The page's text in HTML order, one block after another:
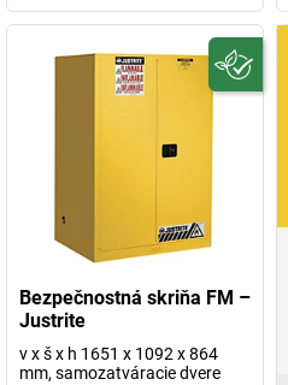
Bezpečnostná skriňa FM –
Justrite
v x š x h 1651 x 1092 x 864
mm, samozatváracie dvere